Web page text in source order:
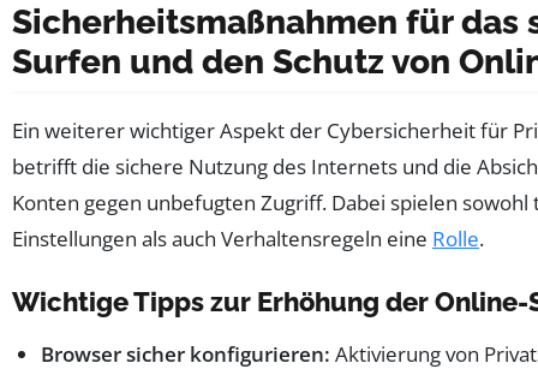
Sicherheitsmaßnahmen für das
Surfen und den Schutz von
Ein weiterer wichtiger Aspekt der Cybersicherheit für
betrifft die sichere Nutzung des Internets und die
Konten gegen unbefugten Zugriff. Dabei spielen sowohl
Einstellungen als auch Verhaltensregeln eine Rolle.
Wichtige Tipps zur Erhöhung der
Browser sicher konfigurieren: Aktivierung von